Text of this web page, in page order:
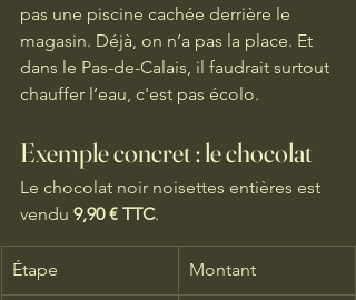
pas une piscine cachée derrière le
magasin. Déjà, on n’a pas la place. Et
dans le Pas-de-Calais, il faudrait surtout
chauffer l’eau, c'est pas écolo.
Exemple concret : le chocolat
Le chocolat noir noisettes entières est
vendu 9,90 € TTC.
Étape Montant